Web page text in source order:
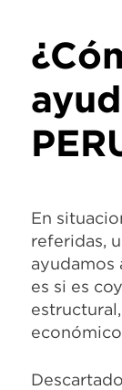
En
referidas,
ayudamos
es si es